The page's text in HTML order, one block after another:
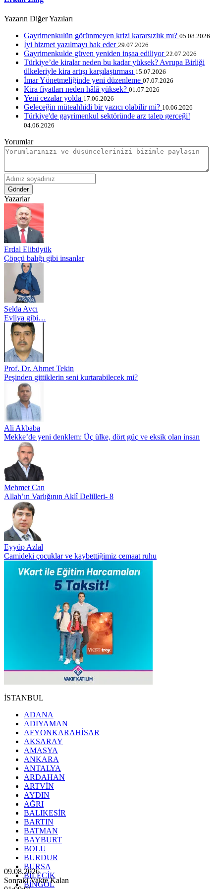
Yazarın Diğer Yazıları
Gayrimenkulün görünmeyen krizi kararsızlık mı? 05.08.2026
İyi hizmet yazılmayı hak eder 29.07.2026
Gayrimenkulde güven yeniden inşaa ediliyor 22.07.2026
Türkiye’de kiralar neden bu kadar yüksek? Avrupa Birliği
ülkeleriyle kira artışı karşılaştırması 15.07.2026
İmar Yönetmeliğinde yeni düzenleme 07.07.2026
Kira fiyatları neden hâlâ yüksek? 01.07.2026
Yeni cezalar yolda 17.06.2026
Geleceğin müteahhidi bir yazıcı olabilir mi? 10.06.2026
Türkiye'de gayrimenkul sektöründe arz talep gerceği!
04.06.2026
Yorumlar
Gönder
Yazarlar
Erdal Elibüyük
Çöpçü balığı gibi insanlar
Selda Avcı
Evliya gibi…
Prof. Dr. Ahmet Tekin
Peşinden gittiklerin seni kurtarabilecek mi?
Ali Akbaba
Mekke’de yeni denklem: Üç ülke, dört güç ve eksik olan insan
Mehmet Can
Allah’ın Varlığının Aklî Delilleri- 8
Eyyüp Azlal
Camideki çocuklar ve kaybettiğimiz cemaat ruhu
İSTANBUL
ADANA
ADIYAMAN
AFYONKARAHİSAR
AKSARAY
AMASYA
ANKARA
ANTALYA
ARDAHAN
ARTVİN
AYDIN
AĞRI
BALIKESİR
BARTIN
BATMAN
BAYBURT
BOLU
BURDUR
BURSA
BİLECİK
BİNGÖL
09.08.2026
Sonraki Vakte Kalan